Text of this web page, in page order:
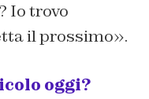
Io trovo
il prossimo».
oggi?